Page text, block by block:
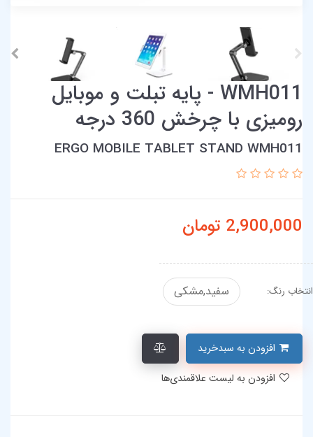
WMH011 - پایه تبلت و موبایل
رومیزی با چرخش 360 درجه
ERGO MOBILE TABLET STAND WMH011
2,900,000 تومان
انتخاب رنگ: سفید,مشکی